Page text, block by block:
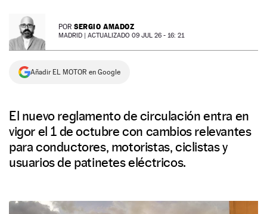
NEWSLETTER POR SERGIO AMADOZ
MADRID | ACTUALIZADO 09 JUL 26 - 16: 21
Añadir EL MOTOR en Google
El nuevo reglamento de circulación entra en
vigor el 1 de octubre con cambios relevantes
para conductores, motoristas, ciclistas y
usuarios de patinetes eléctricos.